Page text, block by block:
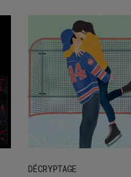
DÉCRYPTAGE